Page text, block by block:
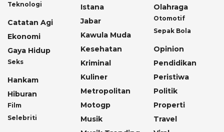
Teknologi
Catatan Agi
Ekonomi
Gaya Hidup
Seks
Hankam
Hiburan
Film
Selebriti
Istana
Jabar
Kawula Muda
Kesehatan
Kriminal
Kuliner
Metropolitan
Motogp
Musik
Olahraga
Otomotif
Sepak Bola
Opinion
Pendidikan
Peristiwa
Politik
Properti
Travel